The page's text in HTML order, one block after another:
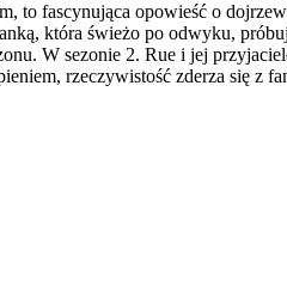
to fascynująca opowieść o
która świeżo po odwyku,
W sezonie 2. Rue i jej
rzeczywistość zderza się z